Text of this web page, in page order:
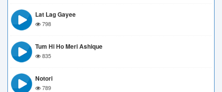
Lat Lag Gayee
798
Tum Hi Ho Meri Ashique
835
Notori
789